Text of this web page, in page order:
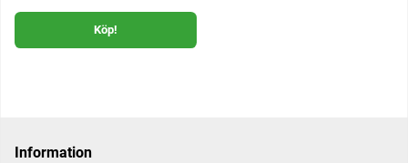
Köp!
Information